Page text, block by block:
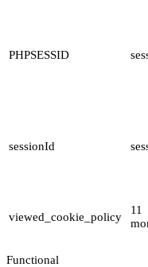
PHPSESSID
sessionId
viewed_cookie_policy
11
Functional